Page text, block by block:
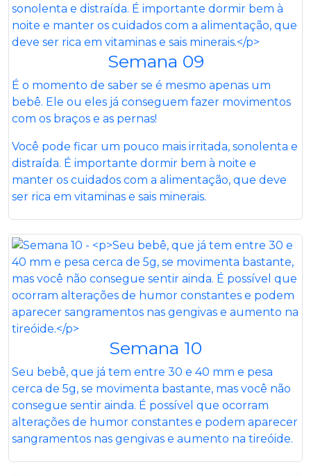
Semana 09
É o momento de saber se é mesmo apenas um
bebê. Ele ou eles já conseguem fazer movimentos
com os braços e as pernas!
Você pode ficar um pouco mais irritada, sonolenta e
distraída. É importante dormir bem à noite e
manter os cuidados com a alimentação, que deve
ser rica em vitaminas e sais minerais.
Semana 10
Seu bebê, que já tem entre 30 e 40 mm e pesa
cerca de 5g, se movimenta bastante, mas você não
consegue sentir ainda. É possível que ocorram
alterações de humor constantes e podem aparecer
sangramentos nas gengivas e aumento na tireóide.